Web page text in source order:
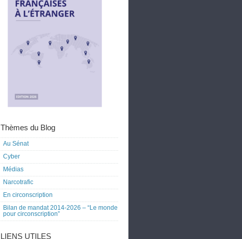
Thèmes du Blog
Au Sénat
Cyber
Médias
Narcotrafic
En circonscription
Bilan de mandat 2014-2026 – “Le monde
pour circonscription”
LIENS UTILES